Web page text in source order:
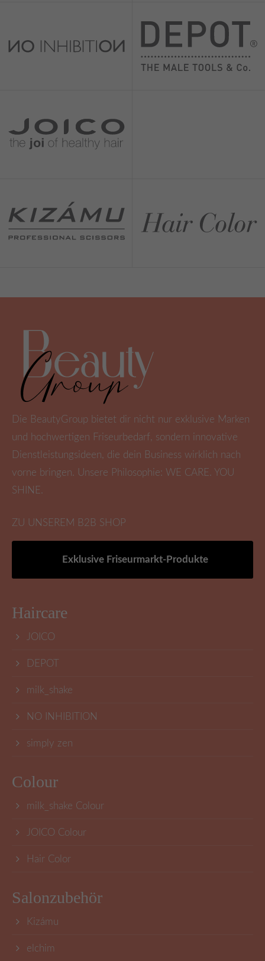
Die BeautyGroup bietet dir nicht nur exklusive Marken
und hochwertigen Friseurbedarf, sondern innovative
Dienstleistungsideen, die dein Business wirklich nach
vorne bringen. Unsere Philosophie: WE CARE. YOU
SHINE.
ZU UNSEREM B2B SHOP
Exklusive Friseurmarkt-Produkte
Haircare
JOICO
DEPOT
milk_shake
NO INHIBITION
simply zen
Colour
milk_shake Colour
JOICO Colour
Hair Color
Salonzubehör
Kizámu
elchim